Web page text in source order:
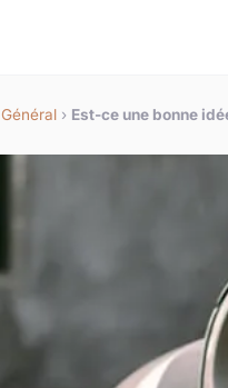
Général › Est-ce une bonne